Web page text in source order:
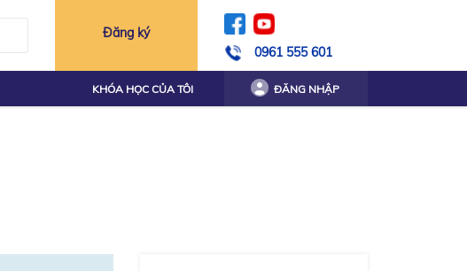
Đăng ký
0961 555 601
KHÓA HỌC CỦA TÔI ĐĂNG NHẬP